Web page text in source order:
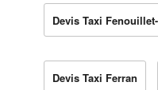
Devis Taxi
Devis Taxi Ferran